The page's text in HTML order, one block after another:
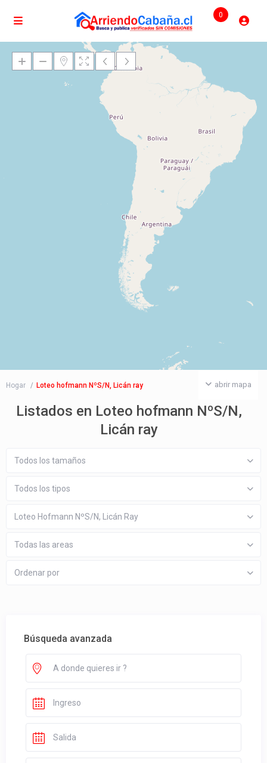
0
Cargando mapas
abrir mapa
Hogar Loteo hofmann NºS/N, Licán ray
Listados en Loteo hofmann NºS/N,
Licán ray
Todos los tamaños
Todos los tipos
Loteo Hofmann NºS/N, Licán Ray
Todas las areas
Ordenar por
Búsqueda avanzada